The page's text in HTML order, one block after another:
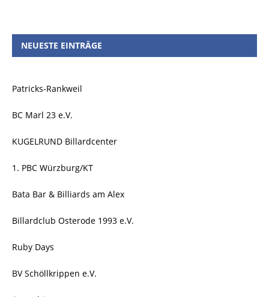
NEUESTE EINTRÄGE
Patricks-Rankweil
BC Marl 23 e.V.
KUGELRUND Billardcenter
1. PBC Würzburg/KT
Bata Bar & Billiards am Alex
Billardclub Osterode 1993 e.V.
Ruby Days
BV Schöllkrippen e.V.